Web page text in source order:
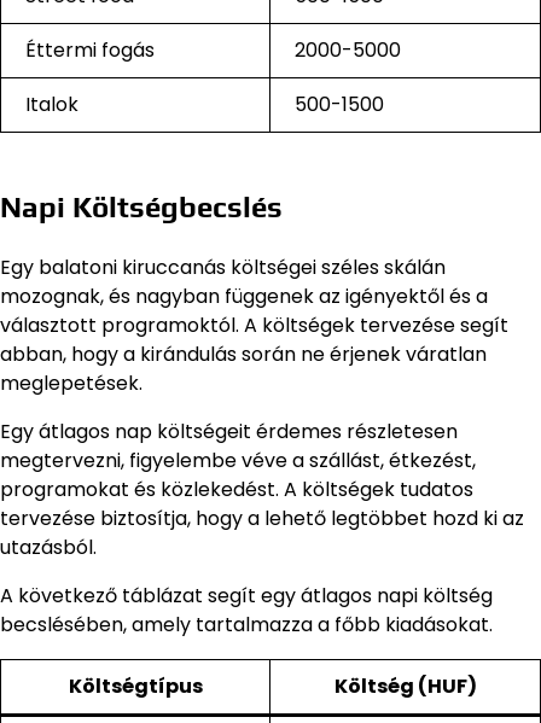
Éttermi fogás
2000-5000
Italok
500-1500
Napi Költségbecslés
Egy balatoni kiruccanás költségei széles skálán
mozognak, és nagyban függenek az igényektől és a
választott programoktól. A költségek tervezése segít
abban, hogy a kirándulás során ne érjenek váratlan
meglepetések.
Egy átlagos nap költségeit érdemes részletesen
megtervezni, figyelembe véve a szállást, étkezést,
programokat és közlekedést. A költségek tudatos
tervezése biztosítja, hogy a lehető legtöbbet hozd ki az
utazásból.
A következő táblázat segít egy átlagos napi költség
becslésében, amely tartalmazza a főbb kiadásokat.
Költségtípus Költség (HUF)